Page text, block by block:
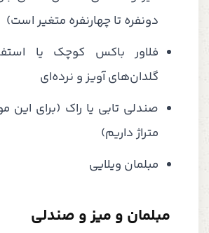
دونفره تا چهارنفره متغیر است)
فلاور باکس کوچک یا
گلدان‌های آویز و نرده‌ای
صندلی تابی یا راک (برای این
متراژ داریم)
مبلمان ویلایی
مبلمان و میز و صندلی